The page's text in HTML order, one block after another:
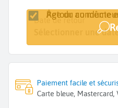
Lieu de retrait
Date de retrait
Sélectionner une
Date de retour
Sélectionner une
Retour au même
Âge du
Paiement facile et
Carte bleue, Mastercard,